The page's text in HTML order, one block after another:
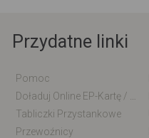
Przydatne linki
Pomoc
Tabliczki Przystankowe
Przewoźnicy